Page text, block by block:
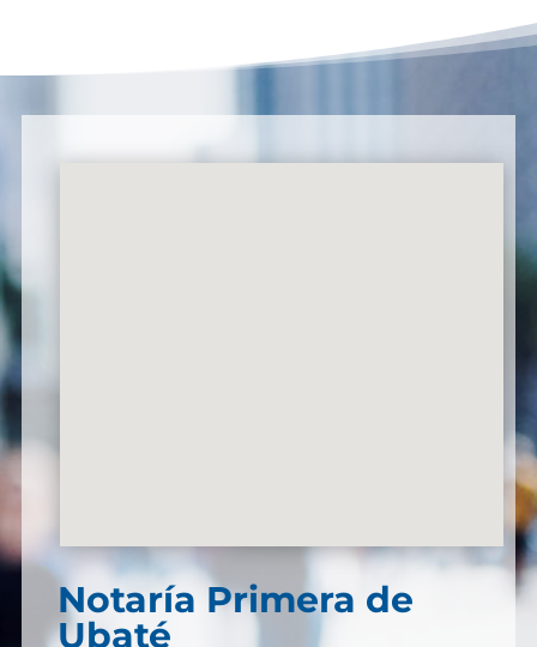
Notaría Primera de
Ubaté